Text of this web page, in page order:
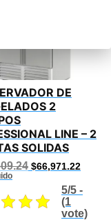
DE
2
LINE – 2
SOLIDAS
Original
$126,609.24.
$66,971.22
5/5 -
(1
vote)